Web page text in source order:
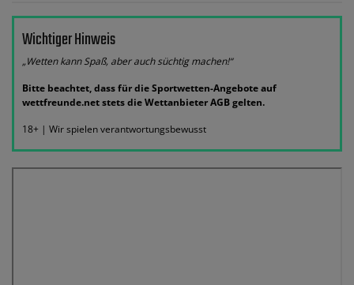
Wichtiger Hinweis
„Wetten kann Spaß, aber auch süchtig machen!“
Bitte beachtet, dass für die Sportwetten-Angebote auf
wettfreunde.net stets die Wettanbieter AGB gelten.
18+ | Wir spielen verantwortungsbewusst